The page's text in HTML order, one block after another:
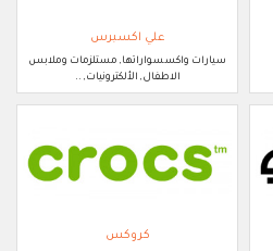
علي اكسبرس
سيارات واكسسواراتها, مستلزمات وملابس
الاطفال, الألكترونيات, ..
كروكس